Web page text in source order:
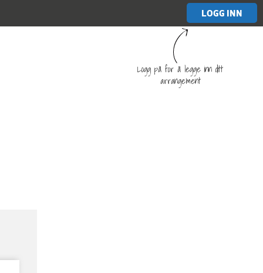
LOGG INN
Logg på for å legge inn ditt
arrangement